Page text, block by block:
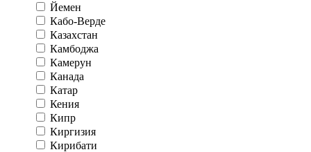
Йемен
Кабо-Верде
Казахстан
Камбоджа
Камерун
Канада
Катар
Кения
Кипр
Киргизия
Кирибати